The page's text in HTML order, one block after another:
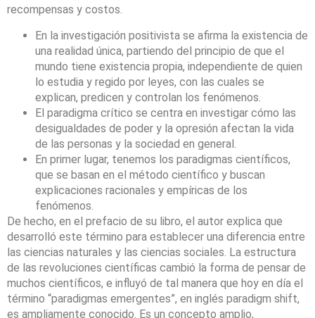
recompensas y costos.
En la investigación positivista se afirma la existencia de
una realidad única, partiendo del principio de que el
mundo tiene existencia propia, independiente de quien
lo estudia y regido por leyes, con las cuales se
explican, predicen y controlan los fenómenos.
El paradigma crítico se centra en investigar cómo las
desigualdades de poder y la opresión afectan la vida
de las personas y la sociedad en general.
En primer lugar, tenemos los paradigmas científicos,
que se basan en el método científico y buscan
explicaciones racionales y empíricas de los
fenómenos.
De hecho, en el prefacio de su libro, el autor explica que
desarrolló este término para establecer una diferencia entre
las ciencias naturales y las ciencias sociales. La estructura
de las revoluciones científicas cambió la forma de pensar de
muchos científicos, e influyó de tal manera que hoy en día el
término “paradigmas emergentes”, en inglés paradigm shift,
es ampliamente conocido. Es un concepto amplio,